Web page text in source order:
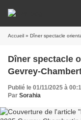
Accueil » Dîner spectacle
Dîner spectacle
Gevrey-
Publié le 01/11/2025 à
Par Sorahia